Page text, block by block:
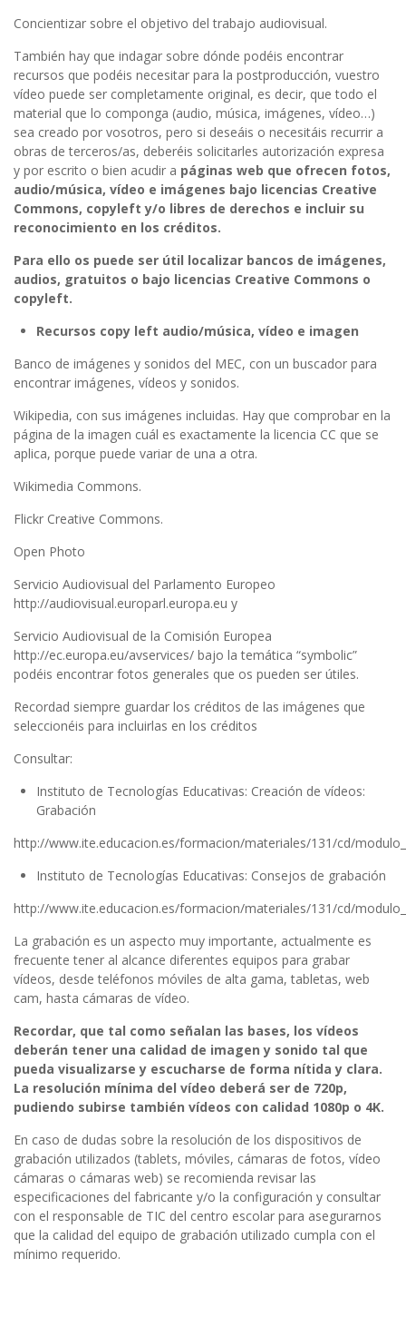
Concientizar sobre el objetivo del trabajo audiovisual.
También hay que indagar sobre dónde podéis encontrar
recursos que podéis necesitar para la postproducción, vuestro
vídeo puede ser completamente original, es decir, que todo el
material que lo componga (audio, música, imágenes, vídeo…)
sea creado por vosotros, pero si deseáis o necesitáis recurrir a
obras de terceros/as, deberéis solicitarles autorización expresa
y por escrito o bien acudir a páginas web que ofrecen fotos,
audio/música, vídeo e imágenes bajo licencias Creative
Commons, copyleft y/o libres de derechos e incluir su
reconocimiento en los créditos.
Para ello os puede ser útil localizar bancos de imágenes,
audios, gratuitos o bajo licencias Creative Commons o
copyleft.
Recursos copy left audio/música, vídeo e imagen
Banco de imágenes y sonidos del MEC, con un buscador para
encontrar imágenes, vídeos y sonidos.
Wikipedia, con sus imágenes incluidas. Hay que comprobar en la
página de la imagen cuál es exactamente la licencia CC que se
aplica, porque puede variar de una a otra.
Wikimedia Commons.
Flickr Creative Commons.
Open Photo
Servicio Audiovisual del Parlamento Europeo
http://audiovisual.europarl.europa.eu y
Servicio Audiovisual de la Comisión Europea
http://ec.europa.eu/avservices/ bajo la temática “symbolic”
podéis encontrar fotos generales que os pueden ser útiles.
Recordad siempre guardar los créditos de las imágenes que
seleccionéis para incluirlas en los créditos
Consultar:
Instituto de Tecnologías Educativas: Creación de vídeos:
Grabación
http://www.ite.educacion.es/formacion/materiales/131/cd/
Instituto de Tecnologías Educativas: Consejos de grabación
http://www.ite.educacion.es/formacion/materiales/131/cd/
La grabación es un aspecto muy importante, actualmente es
frecuente tener al alcance diferentes equipos para grabar
vídeos, desde teléfonos móviles de alta gama, tabletas, web
cam, hasta cámaras de vídeo.
Recordar, que tal como señalan las bases, los vídeos
deberán tener una calidad de imagen y sonido tal que
pueda visualizarse y escucharse de forma nítida y clara.
La resolución mínima del vídeo deberá ser de 720p,
pudiendo subirse también vídeos con calidad 1080p o 4K.
En caso de dudas sobre la resolución de los dispositivos de
grabación utilizados (tablets, móviles, cámaras de fotos, vídeo
cámaras o cámaras web) se recomienda revisar las
especificaciones del fabricante y/o la configuración y consultar
con el responsable de TIC del centro escolar para asegurarnos
que la calidad del equipo de grabación utilizado cumpla con el
mínimo requerido.